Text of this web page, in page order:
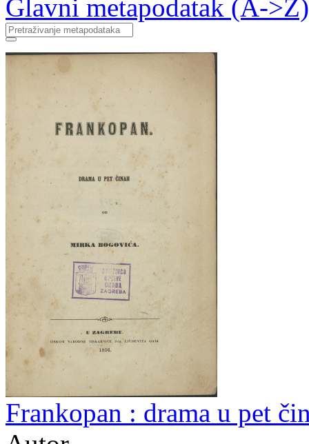
Glavni metapodatak (A->Z)
Frankopan : drama u pet